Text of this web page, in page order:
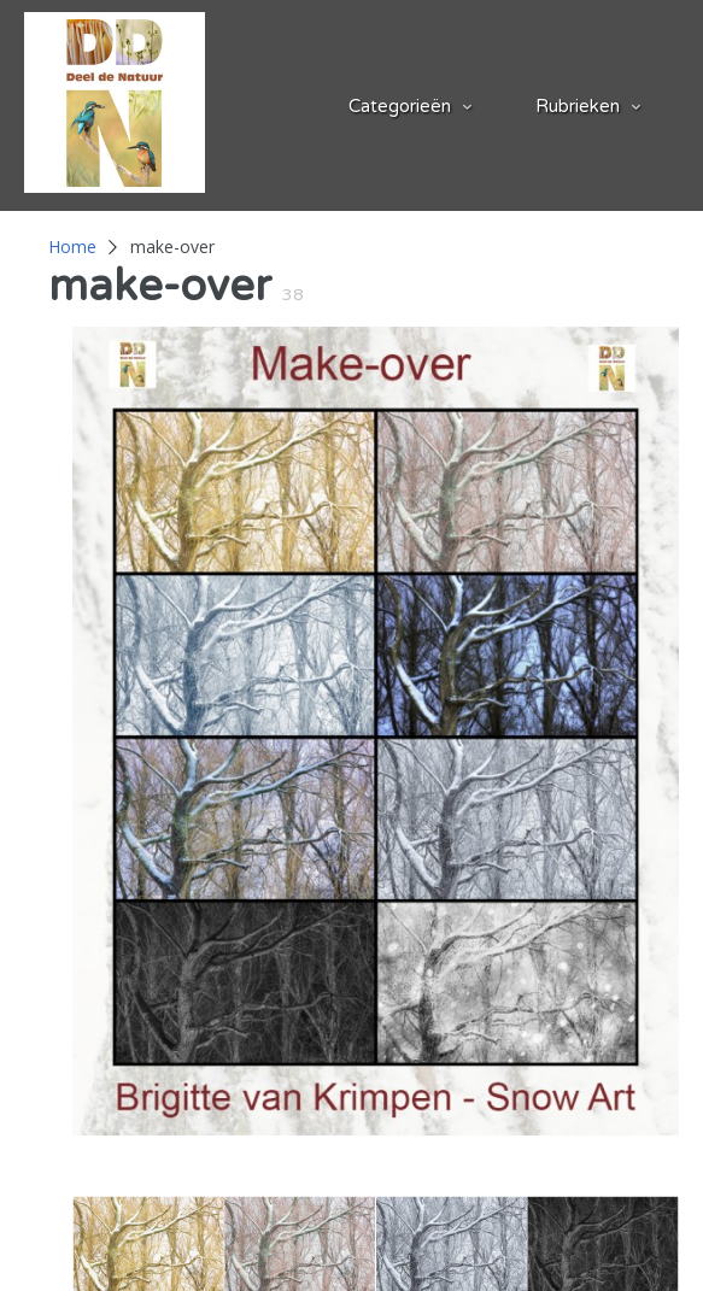
Categorieën Rubrieken
Home make-over
make-over 38